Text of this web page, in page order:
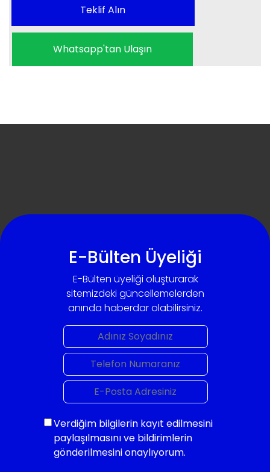
Teklif Alın
Whatsapp'tan Ulaşın
E-Bülten Üyeliği
E-Bülten üyeliği oluşturarak
sitemizdeki güncellemelerden
anında haberdar olabilirsiniz.
Verdiğim bilgilerin kayıt edilmesini
paylaşılmasını ve bildirimlerin
gönderilmesini onaylıyorum.